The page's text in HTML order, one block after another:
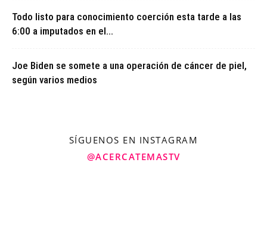
Todo listo para conocimiento coerción esta tarde a las
6:00 a imputados en el...
Joe Biden se somete a una operación de cáncer de piel,
según varios medios
SÍGUENOS EN INSTAGRAM
@ACERCATEMASTV